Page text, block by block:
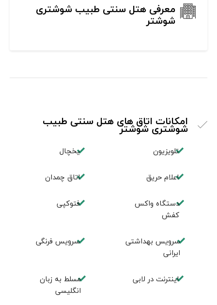
معرفی هتل سنتی طبیب شوشتری
شوشتر
امکانات اتاق های هتل سنتی طبیب
شوشتری شوشتر
تلویزیون یخچال
اعلام حریق اتاق چمدان
دستگاه واکس
کفش
فتوکپی
سرویس بهداشتی
ایرانی
سرویس فرنگی
اينترنت در لابی
مسلط به زبان
انگليسی